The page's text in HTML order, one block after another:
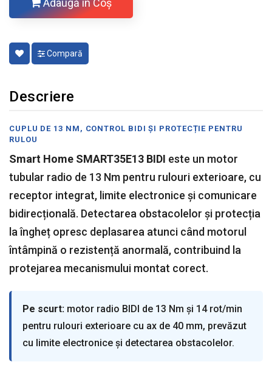
Adaugă în Coş
Compară
Descriere
CUPLU DE 13 NM, CONTROL BIDI ȘI PROTECȚIE PENTRU
RULOU
Smart Home SMART35E13 BIDI este un motor
tubular radio de 13 Nm pentru rulouri exterioare, cu
receptor integrat, limite electronice și comunicare
bidirecțională. Detectarea obstacolelor și protecția
la îngheț opresc deplasarea atunci când motorul
întâmpină o rezistență anormală, contribuind la
protejarea mecanismului montat corect.
Pe scurt: motor radio BIDI de 13 Nm și 14 rot/min
pentru rulouri exterioare cu ax de 40 mm, prevăzut
cu limite electronice și detectarea obstacolelor.